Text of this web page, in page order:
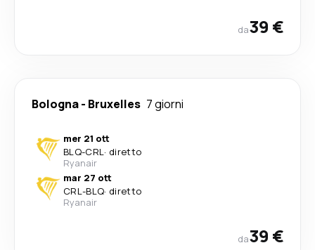
da39 €
Bologna- Bruxelles 7 giorni
mer 21 ott
BLQ-CRL· diretto
Ryanair
mar 27 ott
CRL-BLQ· diretto
Ryanair
da39 €